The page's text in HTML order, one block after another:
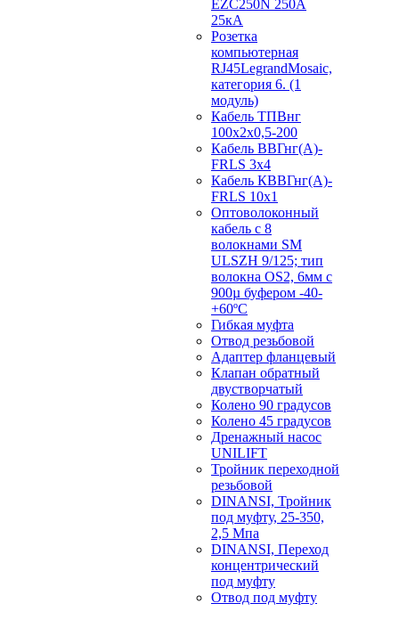
EZC250N 250А
25кА
Розетка
компьютерная
RJ45LegrandMosaic,
категория 6. (1
модуль)
Кабель ТПВнг
100х2х0,5-200
Кабель ВВГнг(А)-
FRLS 3х4
Кабель КВВГнг(А)-
FRLS 10х1
Оптоволоконный
кабель с 8
волокнами SM
ULSZH 9/125; тип
волокна OS2, 6мм с
900µ буфером -40-
+60ºC
Гибкая муфта
Отвод резьбовой
Адаптер фланцевый
Клапан обратный
двустворчатый
Колено 90 градусов
Колено 45 градусов
Дренажный насос
UNILIFT
Тройник переходной
резьбовой
DINANSI, Тройник
под муфту, 25-350,
2,5 Мпа
DINANSI, Переход
концентрический
под муфту
Отвод под муфту